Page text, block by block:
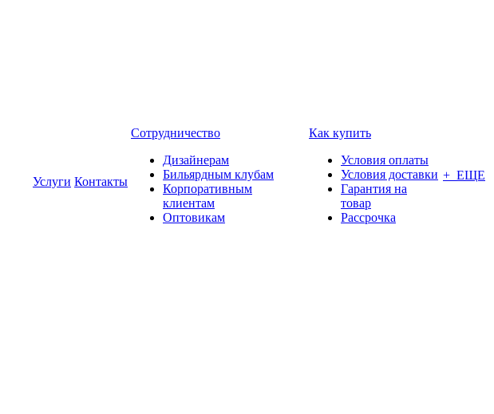
Услуги Контакты
Сотрудничество
Дизайнерам
Бильярдным клубам
Корпоративным
клиентам
Оптовикам
Как купить
Условия оплаты
Условия доставки
Гарантия на
товар
Рассрочка
+ ЕЩЕ